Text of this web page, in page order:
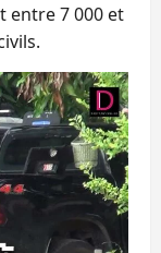
entre 7 000 et